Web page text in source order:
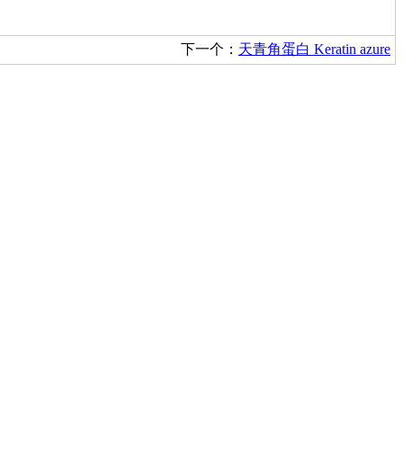
下一个： 天青角蛋白 Keratin azure